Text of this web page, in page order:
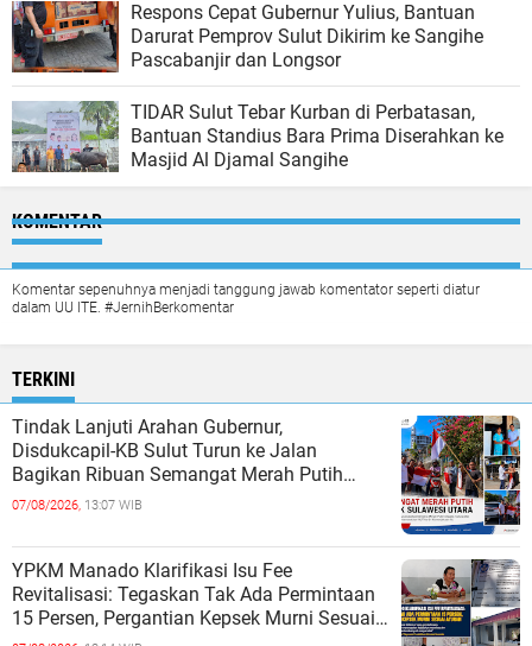
Respons Cepat Gubernur Yulius, Bantuan
Darurat Pemprov Sulut Dikirim ke Sangihe
Pascabanjir dan Longsor
TIDAR Sulut Tebar Kurban di Perbatasan,
Bantuan Standius Bara Prima Diserahkan ke
Masjid Al Djamal Sangihe
KOMENTAR
Komentar sepenuhnya menjadi tanggung jawab komentator seperti diatur
dalam UU ITE. #JernihBerkomentar
TERKINI
Tindak Lanjuti Arahan Gubernur,
Disdukcapil-KB Sulut Turun ke Jalan
Bagikan Ribuan Semangat Merah Putih
kepada Masyarakat
07/08/2026, 13:07 WIB
YPKM Manado Klarifikasi Isu Fee
Revitalisasi: Tegaskan Tak Ada Permintaan
15 Persen, Pergantian Kepsek Murni Sesuai